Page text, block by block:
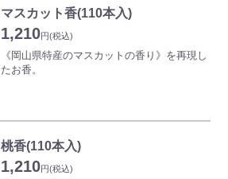
れたオリーブから作られたエキストラバージ
ンオリーブオイルです。
地域伝統品種「マンサニージャ・カセレーニ
ャ」単一品種を収穫し、 24 時間以内に 搾油
されたエキストラバージンオリーブオイルで
す。 若々しいグリーンフルーティ風味であ
マスカット香(110本入)
1,210円(税込)
《岡山県特産のマスカットの香り》を再現し
たお香。
桃香(110本入)
1,210円(税込)